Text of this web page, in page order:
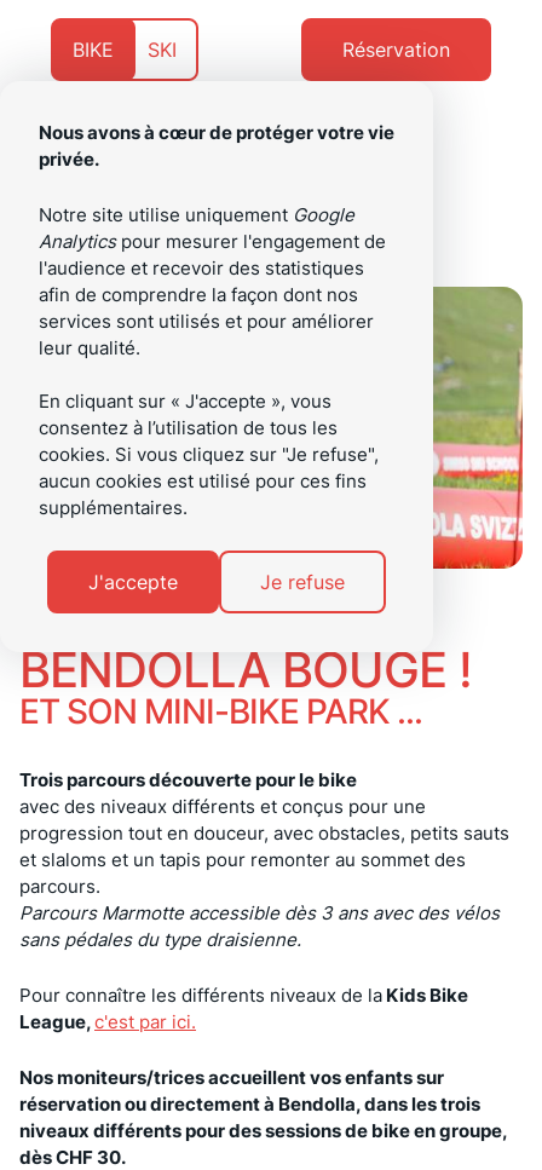
Présentement
BIKE
Naviguer
SKI Réservation
Nous avons à cœur de protéger votre vie
privée.
Notre site utilise uniquement Google
Analyticspour mesurer l'engagement de
l'audience et recevoir des statistiques
afin de comprendre la façon dont nos
services sont utilisés et pour améliorer
leur qualité.
En cliquant sur « J'accepte », vous
consentez à l’utilisation de tous les
cookies. Si vous cliquez sur "Je refuse",
aucun cookies est utilisé pour ces fins
supplémentaires.
J'accepte Je refuse
BENDOLLA BOUGE !
ET SON MINI-BIKE PARK ...
Trois parcours découverte pour le bike
avec des niveaux différents et conçus pour une
progression tout en douceur, avec obstacles, petits sauts
et slaloms et un tapis pour remonter au sommet des
parcours.
Parcours Marmotte accessible dès 3 ans avec des vélos
sans pédales du type draisienne.
Pour connaître les différents niveaux de la Kids Bike
League,c'est par ici.
Nos moniteurs/trices accueillent vos enfants sur
réservation ou directement à Bendolla, dans les trois
niveaux différents pour des sessions de bike en groupe,
dès CHF 30.